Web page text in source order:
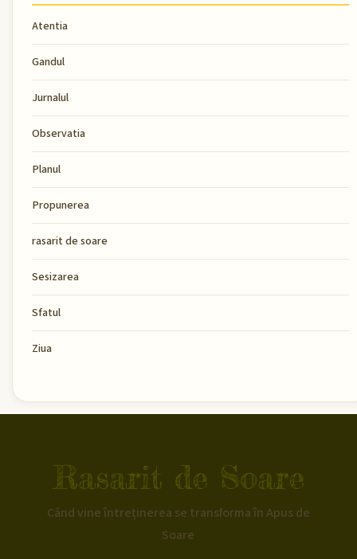
Atentia
Gandul
Jurnalul
Observatia
Planul
Propunerea
rasarit de soare
Sesizarea
Sfatul
Ziua
Rasarit de Soare
Când vine întreținerea se transforma în Apus de
Soare